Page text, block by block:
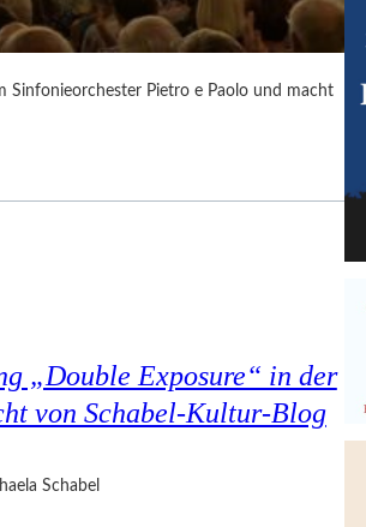
Sinfonieorchester Pietro e Paolo und macht
„Double Exposure“ in der
von Schabel-Kultur-Blog
Schabel